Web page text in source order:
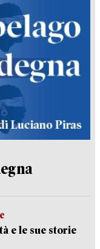
e le sue storie